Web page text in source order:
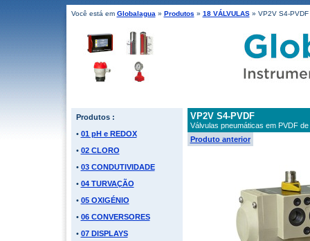
Você está em Globalagua » Produtos » 18 VÁLVULAS» VP2V S4-PVDF
Produtos :
• 01 pH e REDOX
• 02 CLORO
• 03 CONDUTIVIDADE
• 04 TURVAÇÃO
• 05 OXIGÉNIO
• 06 CONVERSORES
• 07 DISPLAYS
VP2V S4-PVDF
Válvulas pneumáticas em PVDF
Produto anterior